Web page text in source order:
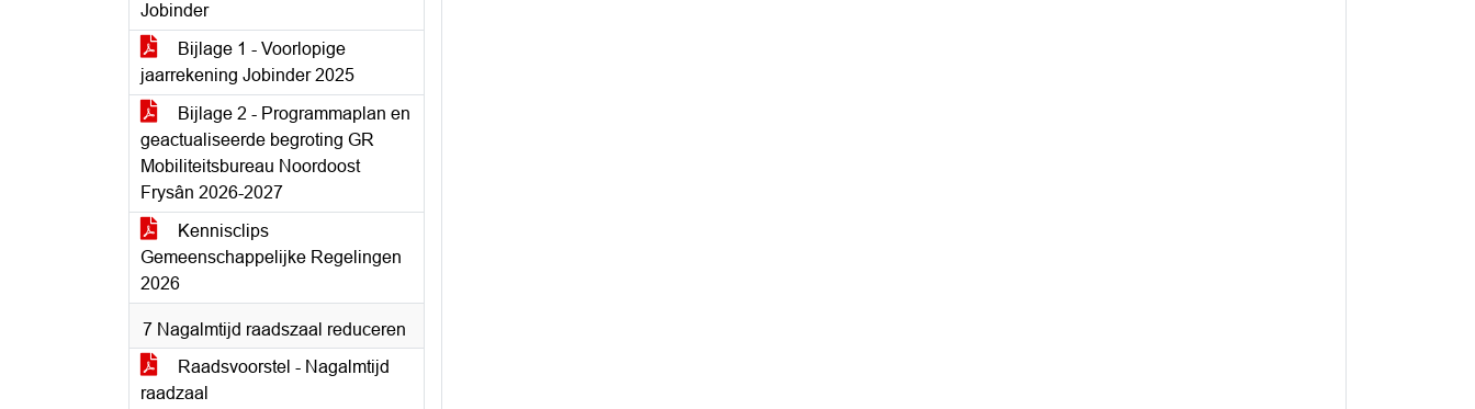
Jobinder
Bijlage 1 - Voorlopige
jaarrekening Jobinder 2025
Bijlage 2 - Programmaplan en
geactualiseerde begroting GR
Mobiliteitsbureau Noordoost
Frysân 2026-2027
Kennisclips
Gemeenschappelijke Regelingen
2026
7 Nagalmtijd raadszaal reduceren
Raadsvoorstel - Nagalmtijd
raadzaal